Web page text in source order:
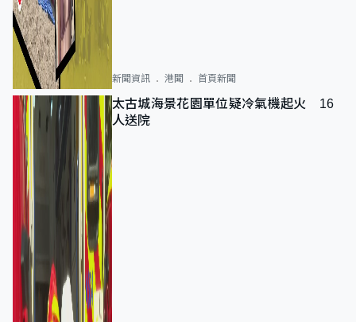
新聞資訊 港聞 首頁新聞
太古城海景花園單位疑冷氣機起火 16
人送院